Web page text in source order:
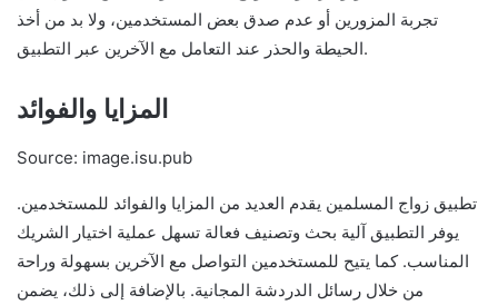
تجربة المزورين أو عدم صدق بعض المستخدمين، ولا بد من أخذ
الحيطة والحذر عند التعامل مع الآخرين عبر التطبيق.
المزايا والفوائد
Source: image.isu.pub
تطبيق زواج المسلمين يقدم العديد من المزايا والفوائد للمستخدمين.
يوفر التطبيق آلية بحث وتصنيف فعالة تسهل عملية اختيار الشريك
المناسب. كما يتيح للمستخدمين التواصل مع الآخرين بسهولة وراحة
من خلال رسائل الدردشة المجانية. بالإضافة إلى ذلك، يضمن